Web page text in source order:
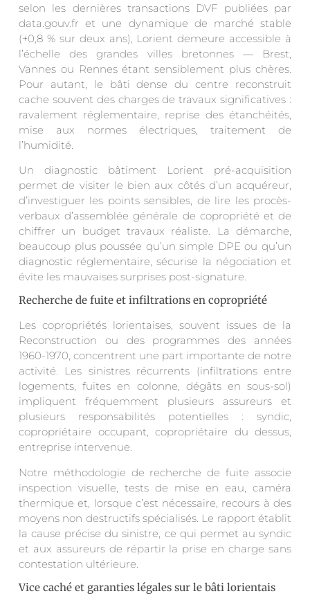
selon les dernières transactions DVF publiées par
data.gouv.fr et une dynamique de marché stable
(+0,8 % sur deux ans), Lorient demeure accessible à
l’échelle des grandes villes bretonnes — Brest,
Vannes ou Rennes étant sensiblement plus chères.
Pour autant, le bâti dense du centre reconstruit
cache souvent des charges de travaux significatives :
ravalement réglementaire, reprise des étanchéités,
mise aux normes électriques, traitement de
l’humidité.
Un diagnostic bâtiment Lorient pré-acquisition
permet de visiter le bien aux côtés d’un acquéreur,
d’investiguer les points sensibles, de lire les procès-
verbaux d’assemblée générale de copropriété et de
chiffrer un budget travaux réaliste. La démarche,
beaucoup plus poussée qu’un simple DPE ou qu’un
diagnostic réglementaire, sécurise la négociation et
évite les mauvaises surprises post-signature.
Recherche de fuite et infiltrations en copropriété
Les copropriétés lorientaises, souvent issues de la
Reconstruction ou des programmes des années
1960-1970, concentrent une part importante de notre
activité. Les sinistres récurrents (infiltrations entre
logements, fuites en colonne, dégâts en sous-sol)
impliquent fréquemment plusieurs assureurs et
plusieurs responsabilités potentielles : syndic,
copropriétaire occupant, copropriétaire du dessus,
entreprise intervenue.
Notre méthodologie de recherche de fuite associe
inspection visuelle, tests de mise en eau, caméra
thermique et, lorsque c’est nécessaire, recours à des
moyens non destructifs spécialisés. Le rapport établit
la cause précise du sinistre, ce qui permet au syndic
et aux assureurs de répartir la prise en charge sans
contestation ultérieure.
Vice caché et garanties légales sur le bâti lorientais